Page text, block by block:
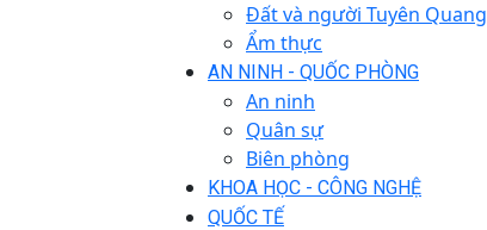
Đất và người Tuyên Quang
Ẩm thực
AN NINH - QUỐC PHÒNG
An ninh
Quân sự
Biên phòng
KHOA HỌC - CÔNG NGHỆ
QUỐC TẾ